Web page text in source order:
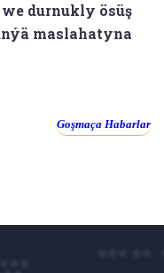
durnukly ösüş
maslahatyna
Goşmaça Habarlar